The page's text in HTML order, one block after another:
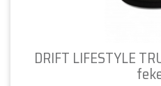
DRIFT LIFESTYLE